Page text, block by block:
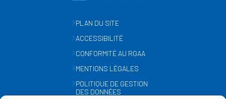
PLAN DU SITE
ACCESSIBILITÉ
CONFORMITÉ AU RGAA
MENTIONS LÉGALES
POLITIQUE DE GESTION
DES DONNÉES